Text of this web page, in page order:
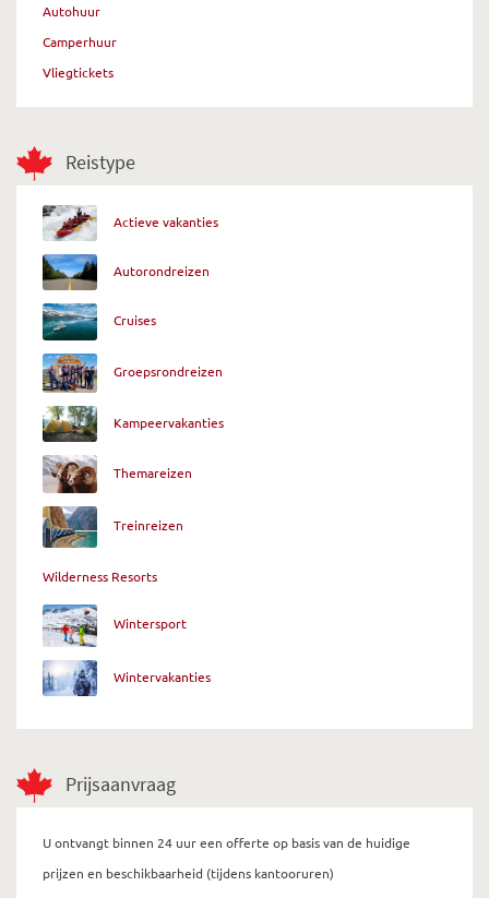
Autohuur
Camperhuur
Vliegtickets
Reistype
Actieve vakanties
Autorondreizen
Cruises
Groepsrondreizen
Kampeervakanties
Themareizen
Treinreizen
Wilderness Resorts
Wintersport
Wintervakanties
Prijsaanvraag
U ontvangt binnen 24 uur een offerte op basis van de huidige
prijzen en beschikbaarheid (tijdens kantooruren)